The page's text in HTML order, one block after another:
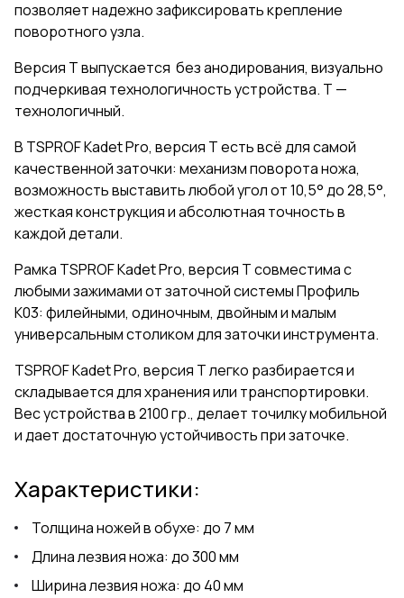
позволяет надежно зафиксировать крепление
поворотного узла.
Версия Т выпускается без анодирования, визуально
подчеркивая технологичность устройства. Т —
технологичный.
В TSPROF Kadet Pro, версия Т есть всё для самой
качественной заточки: механизм поворота ножа,
возможность выставить любой угол от 10,5° до 28,5°,
жесткая конструкция и абсолютная точность в
каждой детали.
Рамка TSPROF Kadet Pro, версия Т совместима с
любымизажимамиот заточной системы Профиль
К03: филейными, одиночным, двойным и малым
универсальным столиком для заточки инструмента.
TSPROF Kadet Pro, версия Т легко разбирается и
складывается для хранения или транспортировки.
Вес устройства в 2100 гр., делает точилку мобильной
и дает достаточную устойчивость при заточке.
Характеристики:
Толщина ножей в обухе: до 7 мм
Длина лезвия ножа: до 300 мм
Ширина лезвия ножа: до 40 мм